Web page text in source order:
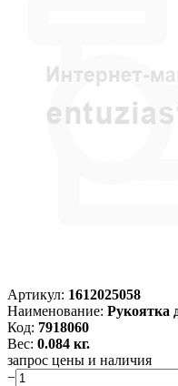
Артикул: 1612025058
Наименование: Рукоятка
Код: 7918060
Вес: 0.084 кг.
запрос цены и наличия
−